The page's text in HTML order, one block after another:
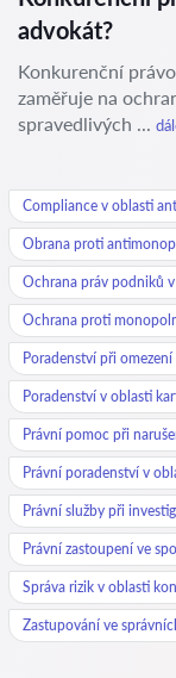
advokát?
Konkurenční
zaměřuje na
spravedlivých ...
Compliance v oblasti
Obrana proti
Ochrana práv podniků
Ochrana proti
Poradenství při
Poradenství v oblasti
Právní pomoc při
Právní poradenství v
Právní služby při
Právní zastoupení ve
Správa rizik v oblasti
Zastupování ve